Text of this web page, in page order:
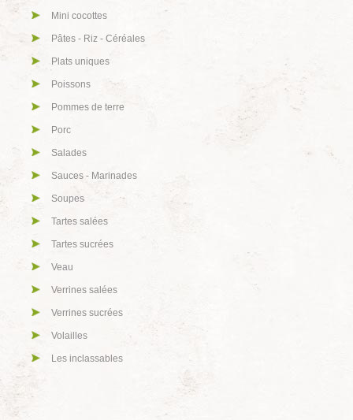
Mini cocottes
Pâtes - Riz - Céréales
Plats uniques
Poissons
Pommes de terre
Porc
Salades
Sauces - Marinades
Soupes
Tartes salées
Tartes sucrées
Veau
Verrines salées
Verrines sucrées
Volailles
Les inclassables